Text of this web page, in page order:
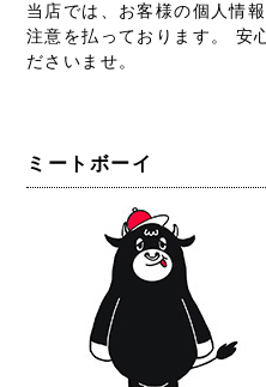
当店では、お客様の個人情
注意を払っております。 安
ださいませ。
ミートボーイ